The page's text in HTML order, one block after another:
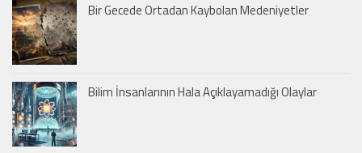
Bir Gecede Ortadan Kaybolan Medeniyetler
Bilim İnsanlarının Hala Açıklayamadığı Olaylar